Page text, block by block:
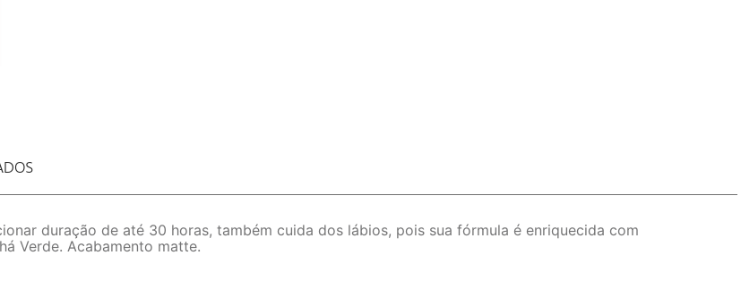
duração de até 30 horas, também cuida dos lábios, pois sua fórmula é enriquecida com
Verde. Acabamento matte.